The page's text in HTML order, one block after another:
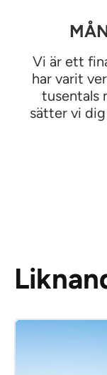
Vi är ett
har varit
tusentals
sätter vi